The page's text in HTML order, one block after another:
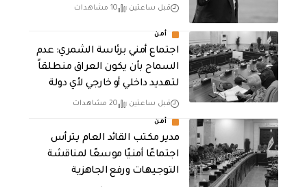
قبل ساعتين 10 مشاهدات
أمن
اجتماع أمني برئاسة الشمري: عدم
السماح بأن يكون العراق منطلقاً
لتهديد داخلي أو خارجي لأي دولة
قبل ساعتين 20 مشاهدات
أمن
مدير مكتب القائد العام يترأس
اجتماعًا أمنيًا موسعًا لمناقشة
التوجيهات ورفع الجاهزية